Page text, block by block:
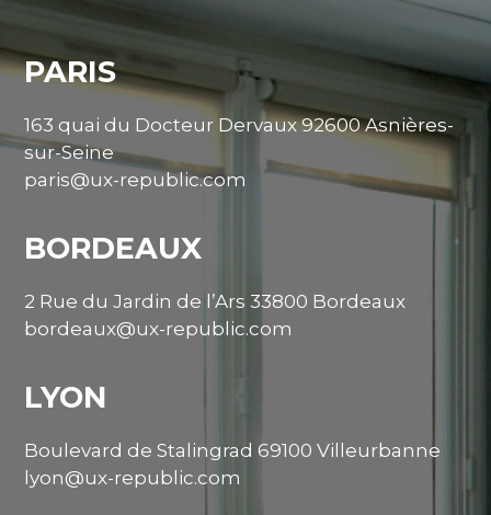
PARIS
163 quai du Docteur Dervaux 92600 Asnières-
sur-Seine
paris@ux-republic.com
BORDEAUX
2 Rue du Jardin de l’Ars 33800 Bordeaux
bordeaux@ux-republic.com
LYON
Boulevard de Stalingrad 69100 Villeurbanne
lyon@ux-republic.com